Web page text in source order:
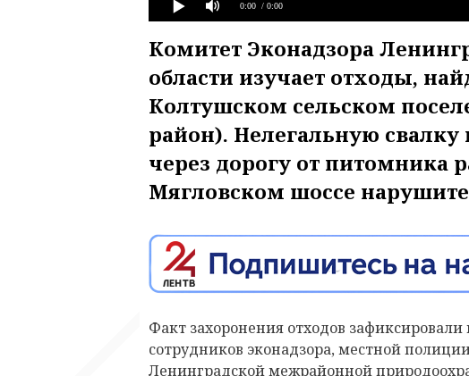
0:00 / 0:00
Комитет Эконадзора
области изучает отходы,
Колтушском сельском
район). Нелегальную свалку
через дорогу от питомника
Мягловском шоссе
Факт захоронения отходов
сотрудников эконадзора, местной
Ленинградской межрайонной